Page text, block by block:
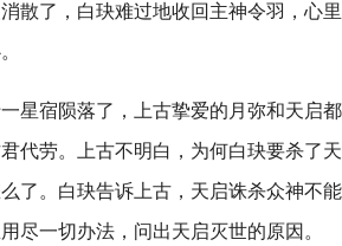
散了，白玦难过地收回主神令羽，心
星宿陨落了，上古挚爱的月弥和天启
代劳。上古不明白，为何白玦要杀了
了。白玦告诉上古，天启诛杀众神不
尽一切办法，问出天启灭世的原因。